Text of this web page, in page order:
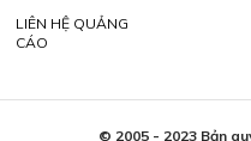
LIÊN HỆ QUẢNG
CÁO
© 2005 - 2023 Bản